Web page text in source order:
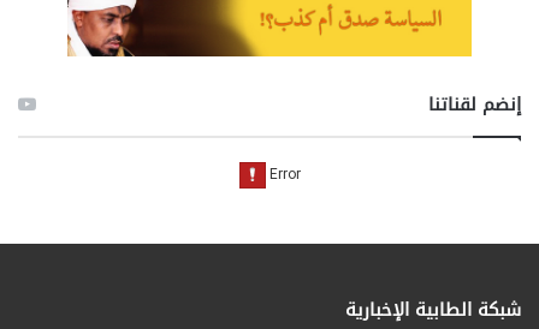
إنضم لقناتنا
شبكة الطابية الإخبارية